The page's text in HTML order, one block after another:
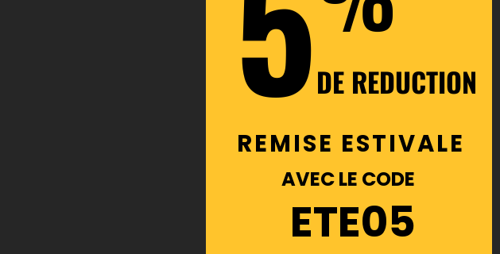
DE REDUCTION
REMISE ESTIVALE
AVEC LE CODE
ETE05